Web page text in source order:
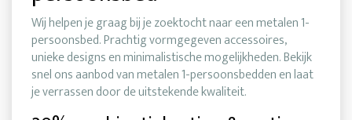
Wij helpen je graag bij je zoektocht naar een metalen 1-
persoonsbed. Prachtig vormgegeven accessoires,
unieke designs en minimalistische mogelijkheden. Bekijk
snel ons aanbod van metalen 1-persoonsbedden en laat
je verrassen door de uitstekende kwaliteit.